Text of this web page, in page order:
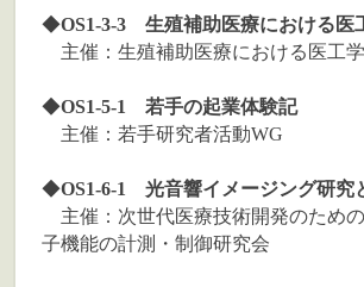
◆OS1-3-3 生殖補助医療における医
主催：生殖補助医療における医工
◆OS1-5-1 若手の起業体験記
主催：若手研究者活動WG
◆OS1-6-1 光音響イメージング研究
主催：次世代医療技術開発のため
子機能の計測・制御研究会